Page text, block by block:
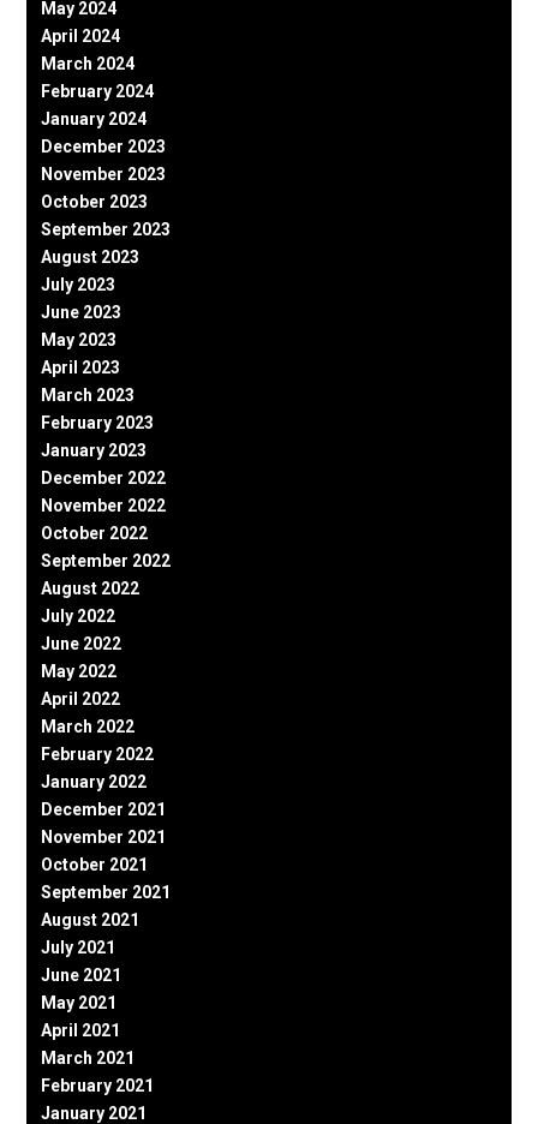
May 2024
April 2024
March 2024
February 2024
January 2024
December 2023
November 2023
October 2023
September 2023
August 2023
July 2023
June 2023
May 2023
April 2023
March 2023
February 2023
January 2023
December 2022
November 2022
October 2022
September 2022
August 2022
July 2022
June 2022
May 2022
April 2022
March 2022
February 2022
January 2022
December 2021
November 2021
October 2021
September 2021
August 2021
July 2021
June 2021
May 2021
April 2021
March 2021
February 2021
January 2021